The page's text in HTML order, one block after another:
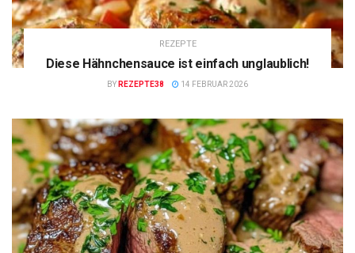
REZEPTE
Diese Hähnchensauce ist einfach unglaublich!
BY REZEPTE38 14 FEBRUAR 2026